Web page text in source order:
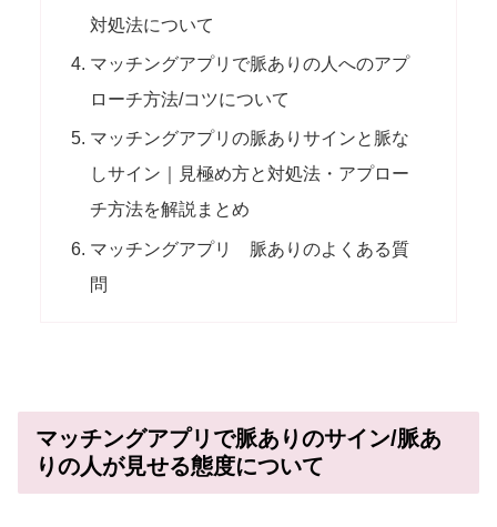
対処法について
マッチングアプリで脈ありの人へのアプ
ローチ方法/コツについて
マッチングアプリの脈ありサインと脈な
しサイン｜見極め方と対処法・アプロー
チ方法を解説まとめ
マッチングアプリ 脈ありのよくある質
問
マッチングアプリで脈ありのサイン/脈あ
りの人が見せる態度について